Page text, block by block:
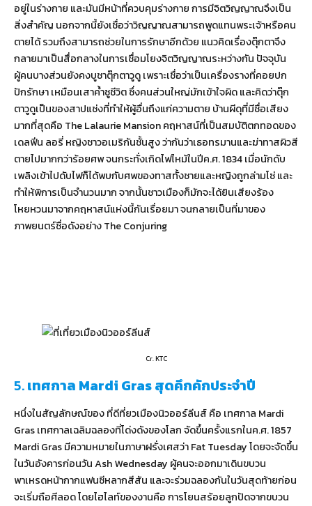
อยู่ในร่างกาย และมันมีหน้าที่ควบคุมร่างกาย การมีจิตวิญญาณจึงเป็น
สิ่งสำคัญ นอกจากนี้ยังเชื่อว่าวิญญาณสามารถพูดแทนพระเจ้าหรือคน
ตายได้ รวมถึงสามารถช่วยในการรักษาอีกด้วย แนวคิดเรื่องตุ๊กตาจึง
กลายมาเป็นสื่อกลางในการเชื่อมโยงจิตวิญญาณระหว่างกัน ปัจจุบัน
ผู้คนบางส่วนยังคงบูชาตุ๊กตาวูดู เพราะเชื่อว่าเป็นเครื่องรางที่คอยปก
ปักรักษา เหมือนเสาค้ำชูชีวิต ซึ่งคนส่วนใหญ่มักเข้าใจผิด และคิดว่าตุ๊ก
ตาวูดูเป็นของสาปแช่งที่ทำให้ผู้อื่นถึงแก่ความตาย บ้านผีดุที่มีชื่อเสียง
มากที่สุดคือ The Lalaurie Mansion คฤหาสน์ที่เป็นสมบัติตกทอดของ
เดลฟีน ลอรี่ หญิงชาวอเมริกันชั้นสูง ว่ากันว่าเธอทรมานและฆ่าทาสผิวสี
ตายไปมากกว่าร้อยศพ จนกระทั่งเกิดไฟไหม้ในปีค.ศ. 1834 เมื่อนักดับ
เพลิงเข้าไปดับไฟก็ได้พบกับศพของทาสทั้งชายและหญิงถูกล่ามโซ่ และ
ทำให้พิการเป็นจำนวนมาก จากนั้นชาวเมืองก็มักจะได้ยินเสียงร้อง
โหยหวนมาจากคฤหาสน์แห่งนี้กันเรื่อยมา จนกลายเป็นที่มาของ
ภาพยนตร์ชื่อดังอย่าง The Conjuring
Cr. KTC
5.เทศกาล Mardi Gras สุดคึกคักประจำปี
หนึ่งในสัญลักษณ์ของ ที่ดีที่ยวเมืองนิวออร์ลีนส์ คือ เทศกาล Mardi
Gras เทศกาลเฉลิมฉลองที่โด่งดังของโลก จัดขึ้นครั้งแรกในค.ศ. 1857
Mardi Gras มีความหมายในภาษาฝรั่งเศสว่า Fat Tuesday โดยจะจัดขึ้น
ในวันอังคารก่อนวัน Ash Wednesday ผู้คนจะออกมาเดินขบวน
พาเหรดหน้ากากแฟนซีหลากสีสัน และจะร่วมฉลองกันในวันสุดท้ายก่อน
จะเริ่มถือศีลอด โดยไฮไลท์ของงานคือ การโยนสร้อยลูกปัดจากขบวน